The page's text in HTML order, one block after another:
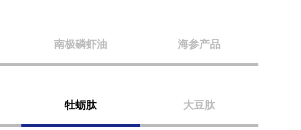
南极磷虾油 海参产品
牡蛎肽 大豆肽